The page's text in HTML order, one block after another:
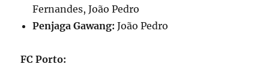
Fernandes, João Pedro
Penjaga Gawang: João Pedro
FC Porto: